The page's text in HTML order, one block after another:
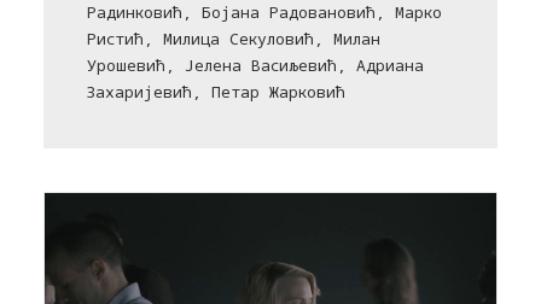
Радинковић, Бојана Радовановић, Марко
Ристић, Милица Секуловић, Милан
Урошевић, Јелена Васиљевић, Адриана
Захаријевић, Петар Жарковић